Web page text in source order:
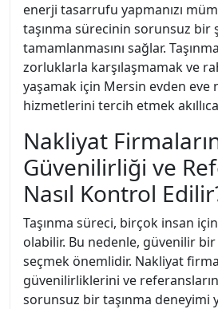
enerji tasarrufu yapmanızı
taşınma sürecinin sorunsuz bir
tamamlanmasını sağlar.
zorluklarla karşılaşmamak ve
yaşamak için Mersin evden eve
hizmetlerini tercih etmek
Nakliyat
Güvenilirliği ve
Nasıl Kontrol
Taşınma süreci, birçok insan
olabilir. Bu nedenle, güvenilir
seçmek önemlidir. Nakliyat
güvenilirliklerini ve
sorunsuz bir taşınma deneyimi